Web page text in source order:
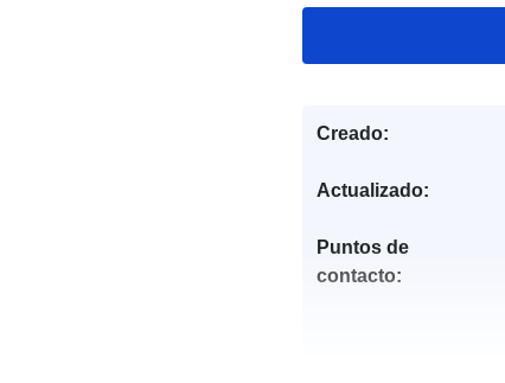
Creado:
Actualizado:
Puntos de
contacto: